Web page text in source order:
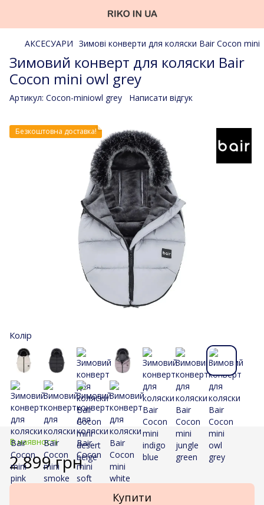
АКСЕСУАРИ Зимові конверти для коляски Bair Cocon mini
Зимовий конверт для коляски Bair
Cocon mini owl grey
Артикул: Cocon-miniowl grey Написати відгук
Безкоштовна доставка!
Колір
В наявності
2 899 грн
Купити